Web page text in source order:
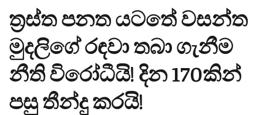
ත්‍රස්ත පනත යටතේ වසන්ත
මුදලිගේ රඳවා තබා ගැනීම
නීති විරෝධීයි! දින 170කින්
පසු තීන්දු කරයි!